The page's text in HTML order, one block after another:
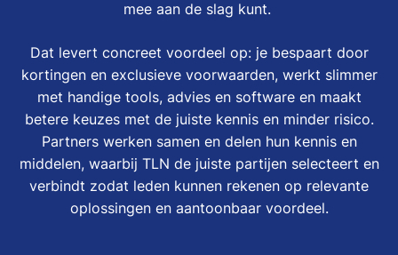
mee aan de slag kunt.
Dat levert concreet voordeel op: je bespaart door
kortingen en exclusieve voorwaarden, werkt slimmer
met handige tools, advies en software en maakt
betere keuzes met de juiste kennis en minder risico.
Partners werken samen en delen hun kennis en
middelen, waarbij TLN de juiste partijen selecteert en
verbindt zodat leden kunnen rekenen op relevante
oplossingen en aantoonbaar voordeel.